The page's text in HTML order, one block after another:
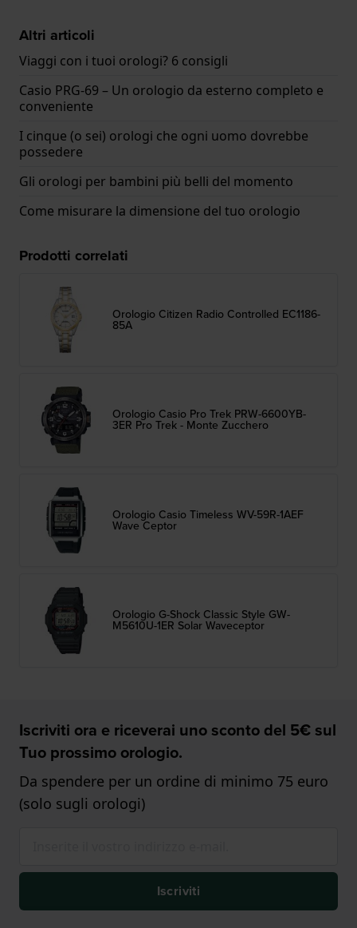
Altri articoli
Viaggi con i tuoi orologi? 6 consigli
Casio PRG-69 – Un orologio da esterno completo e
conveniente
I cinque (o sei) orologi che ogni uomo dovrebbe
possedere
Gli orologi per bambini più belli del momento
Come misurare la dimensione del tuo orologio
Prodotti correlati
Orologio Citizen Radio Controlled EC1186-
85A
Orologio Casio Pro Trek PRW-6600YB-
3ER Pro Trek - Monte Zucchero
Orologio Casio Timeless WV-59R-1AEF
Wave Ceptor
Orologio G-Shock Classic Style GW-
M5610U-1ER Solar Waveceptor
Iscriviti ora e riceverai uno sconto del 5€ sul
Tuo prossimo orologio.
Da spendere per un ordine di minimo 75 euro
(solo sugli orologi)
Iscriviti